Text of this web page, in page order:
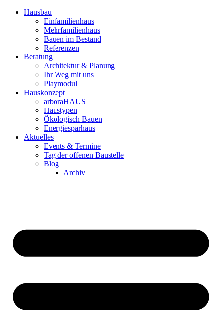
Hausbau
Einfamilienhaus
Mehrfamilienhaus
Bauen im Bestand
Referenzen
Beratung
Architektur & Planung
Ihr Weg mit uns
Playmodul
Hauskonzept
arboraHAUS
Haustypen
Ökologisch Bauen
Energiesparhaus
Aktuelles
Events & Termine
Tag der offenen Baustelle
Blog
Archiv